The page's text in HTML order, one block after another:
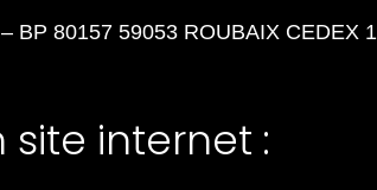
BP 80157 59053 ROUBAIX CEDEX 1
internet :